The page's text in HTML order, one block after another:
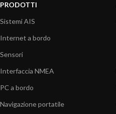
PRODOTTI
Sistemi AIS
Internet a bordo
Sensori
Interfaccia NMEA
PC a bordo
Navigazione portatile